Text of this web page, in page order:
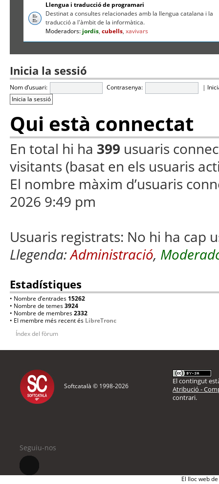
Llengua i traducció de programari
Destinat a consultes relacionades amb la llengua catalana i la
traducció a l'àmbit de la informàtica.
Moderadors: jordis,cubells,xavivars
Inicia la sessió
Nom d’usuari: Contrasenya: |
Qui està connectat
En total hi ha 399 usuaris
visitants (basat en els usuaris
El nombre màxim d’usuaris
2026 9:49 pm
Usuaris registrats: No hi ha cap
Llegenda:Administració,
Estadístiques
• Nombre d’entrades 15262
• Nombre de temes3924
• Nombre de membres2332
• El membre més recent és LibreTronc
Índex del fòrum
Softcatalà © 1998-2026
El contingut
Atribució -
contrari.
Seguiu-nos
El lloc web